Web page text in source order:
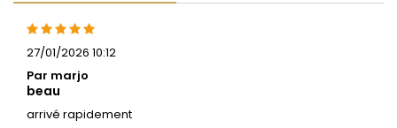
27/01/2026 10:12
Par marjo
beau
arrivé rapidement